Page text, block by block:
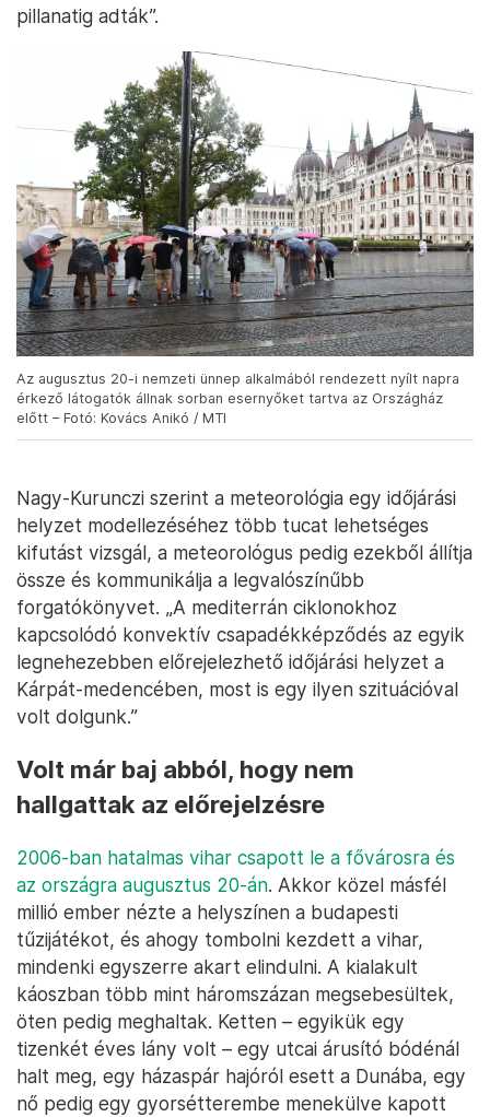
pillanatig adták”.
Az augusztus 20-i nemzeti ünnep alkalmából rendezett nyílt napra
érkező látogatók állnak sorban esernyőket tartva az Országház
előtt – Fotó: Kovács Anikó / MTI
Nagy-Kurunczi szerint a meteorológia egy időjárási
helyzet modellezéséhez több tucat lehetséges
kifutást vizsgál, a meteorológus pedig ezekből állítja
össze és kommunikálja a legvalószínűbb
forgatókönyvet. „A mediterrán ciklonokhoz
kapcsolódó konvektív csapadékképződés az egyik
legnehezebben előrejelezhető időjárási helyzet a
Kárpát-medencében, most is egy ilyen szituációval
volt dolgunk.”
Volt már baj abból, hogy nem
hallgattak az előrejelzésre
2006-ban hatalmas vihar csapott le a fővárosra és
az országra augusztus 20-án. Akkor közel másfél
millió ember nézte a helyszínen a budapesti
tűzijátékot, és ahogy tombolni kezdett a vihar,
mindenki egyszerre akart elindulni. A kialakult
káoszban több mint háromszázan megsebesültek,
öten pedig meghaltak. Ketten – egyikük egy
tizenkét éves lány volt – egy utcai árusító bódénál
halt meg, egy házaspár hajóról esett a Dunába, egy
nő pedig egy gyorsétterembe menekülve kapott